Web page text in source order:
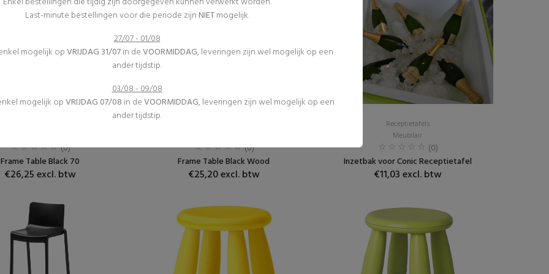
(0)
Frame Table Black 70
€26,25 excl. btw
(0)
Frame Table Black Wood
€25,20 excl. btw
Receptietafels
Meubilair
(0)
Inzetbak voor Conic Receptietafel
€11,03 excl. btw
Last-minute bestellingen voor die periode zijn NIETmogelijk.
27/07 - 01/08
mogelijk opVRIJDAG 31/07in deVOORMIDDAG, leveringen zijn wel mogelijk op een
ander tijdstip.
03/08 - 09/08
mogelijk opVRIJDAG 07/08 in deVOORMIDDAG, leveringen zijn wel mogelijk op een
ander tijdstip.